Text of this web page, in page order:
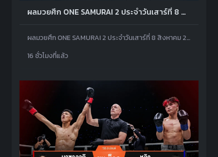
ผลมวยศึก ONE SAMURAI 2 ประจำวันเสาร์ที่ 8 สิงหาคม 2569
ผลมวยศึก ONE SAMURAI 2 ประจำวันเสาร์ที่ 8 สิงหาคม 2569 โดยมีคู่เอกเป็น มาซาอากิ โนอิริ พบ หลิว เมิงหยาง
16 ชั่วโมงที่แล้ว